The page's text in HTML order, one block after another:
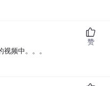
频中。。。
赞